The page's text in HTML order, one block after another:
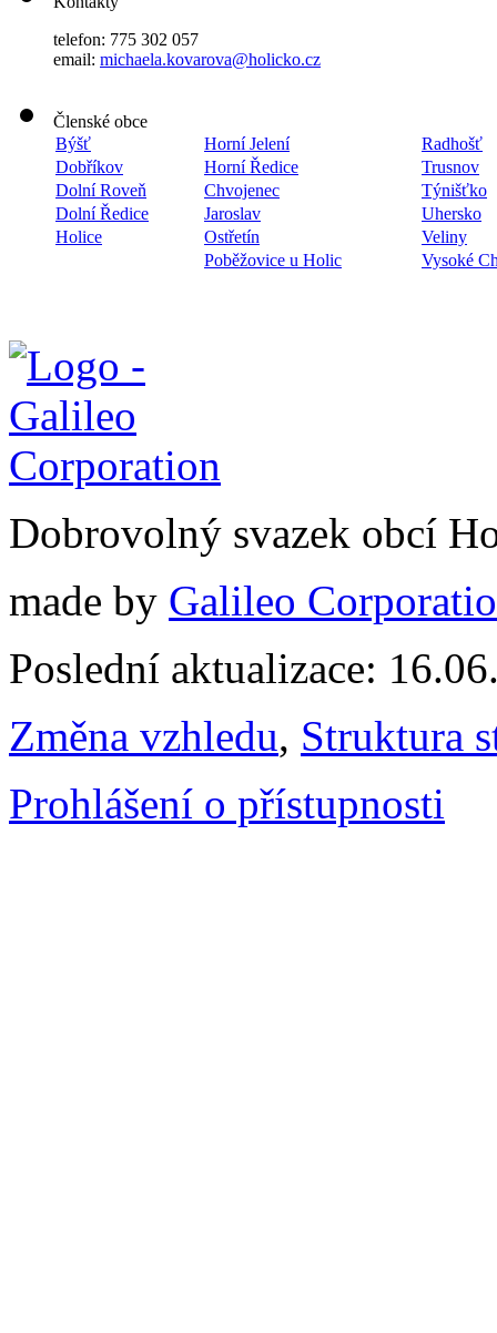
telefon: 775 302 057
email: michaela.kovarova@holicko.cz
Členské obce
Býšť
Horní Jelení
Radhošť
Dobříkov
Horní Ředice
Trusnov
Dolní Roveň
Chvojenec
Týnišťko
Dolní Ředice
Jaroslav
Uhersko
Holice
Ostřetín
Veliny
Poběžovice u Holic
Vysoké
Dobrovolný svazek obcí
made by Galileo
Poslední aktualizace:
Změna vzhledu, Struktura
Prohlášení o přístupnosti